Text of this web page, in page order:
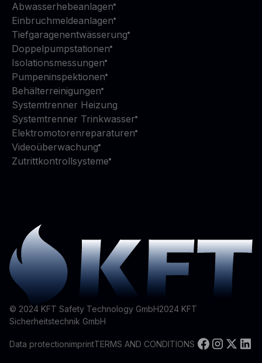
Abwasserhebeanlagen
Einbruchmeldeanlagen
Tiefgaragenentwässerung
Doppelpumpstationen
Isolationsmessungen
Pumpeninspektionen
Behälterreinigungen
Systemtrenner Heizung
Systemtrenner Trinkwasser
Elektromotorenreparaturen
Videoüberwachung
Zutrittkontrollsysteme
© 2024 KFT Safety Technology GmbH2024 KFT
Sicherheitstechnik GmbH
Data protectionimprintTERMS AND CONDITIONS